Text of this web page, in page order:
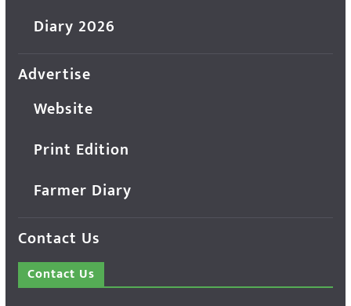
Diary 2026
Advertise
Website
Print Edition
Farmer Diary
Contact Us
Contact Us